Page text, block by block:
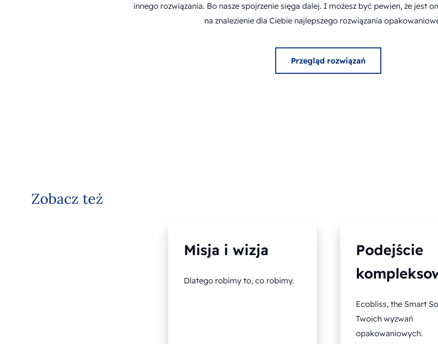
innego rozwiązania. Bo nasze spojrzenie sięga dalej. I możesz być pewien, że jest
na znalezienie dla Ciebie najlepszego rozwiązania
Przegląd rozwiązań
Zobacz też
Misja i wizja
Dlatego robimy to, co robimy.
Podejście
Ecobliss, the Smart
Twoich wyzwań
opakowaniowych.